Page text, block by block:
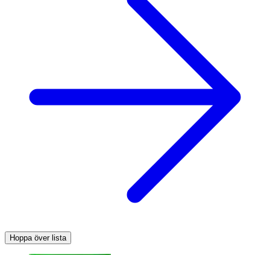
Hoppa över lista